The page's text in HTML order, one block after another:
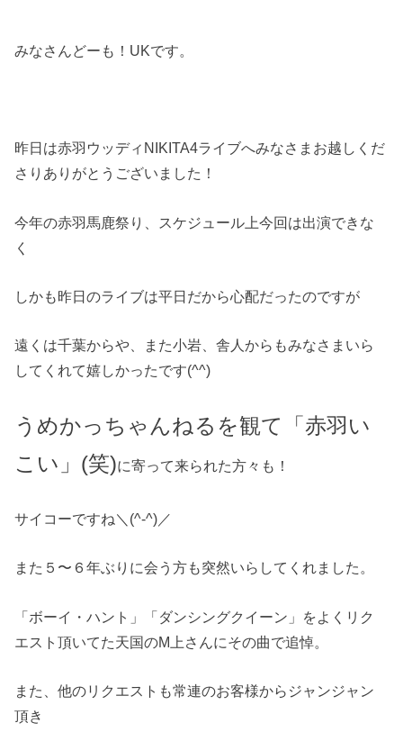
みなさんどーも！UKです。
昨日は赤羽ウッディNIKITA4ライブへみなさまお越しくだ
さりありがとうございました！
今年の赤羽馬鹿祭り、スケジュール上今回は出演できな
く
しかも昨日のライブは平日だから心配だったのですが
遠くは千葉からや、また小岩、舎人からもみなさまいら
してくれて嬉しかったです(^^)
うめかっちゃんねるを観て「赤羽い
こい」(笑)に寄って来られた方々も！
サイコーですね＼(^-^)／
また５〜６年ぶりに会う方も突然いらしてくれました。
「ボーイ・ハント」「ダンシングクイーン」をよくリク
エスト頂いてた天国のM上さんにその曲で追悼。
また、他のリクエストも常連のお客様からジャンジャン
頂き